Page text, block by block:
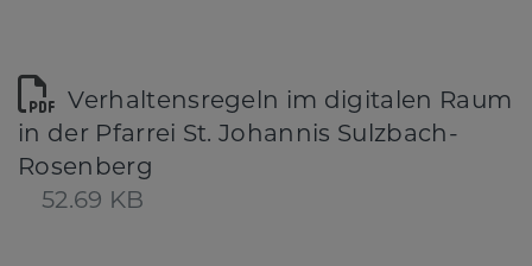
Verhaltensregeln im digitalen Raum
in der Pfarrei St. Johannis Sulzbach-
Rosenberg
52.69 KB